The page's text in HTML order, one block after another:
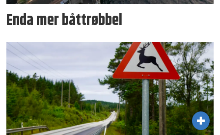
Enda mer båttrøbbel